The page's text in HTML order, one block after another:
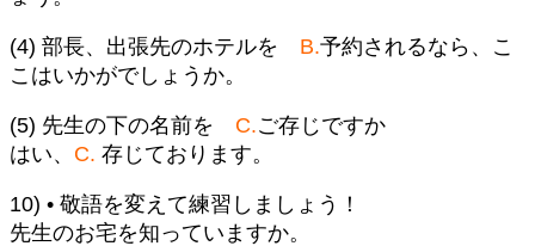
(4) 部長、出張先のホテルを B.予約されるなら、こ
こはいかがでしょうか。
(5) 先生の下の名前を C.ご存じですか
はい、 C. 存じております。
10) • 敬語を変えて練習しましょう！
先生のお宅を知っていますか。